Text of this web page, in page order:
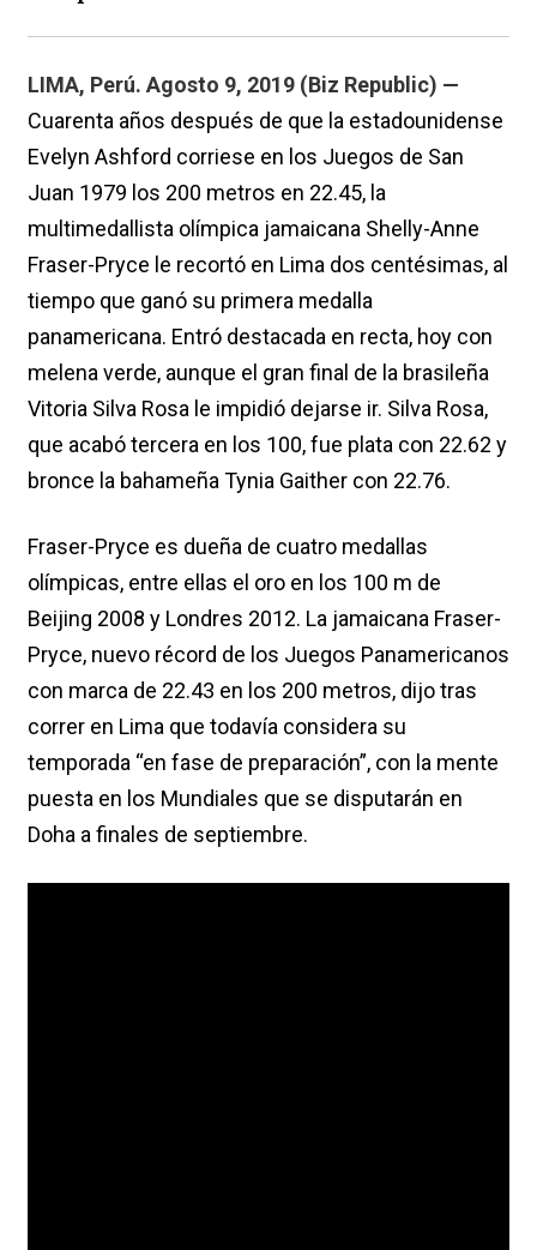
LIMA, Perú. Agosto 9, 2019 (Biz Republic) —
Cuarenta años después de que la estadounidense
Evelyn Ashford corriese en los Juegos de San
Juan 1979 los 200 metros en 22.45, la
multimedallista olímpica jamaicana Shelly-Anne
Fraser-Pryce le recortó en Lima dos centésimas, al
tiempo que ganó su primera medalla
panamericana. Entró destacada en recta, hoy con
melena verde, aunque el gran final de la brasileña
Vitoria Silva Rosa le impidió dejarse ir. Silva Rosa,
que acabó tercera en los 100, fue plata con 22.62 y
bronce la bahameña Tynia Gaither con 22.76.
Fraser-Pryce es dueña de cuatro medallas
olímpicas, entre ellas el oro en los 100 m de
Beijing 2008 y Londres 2012. La jamaicana Fraser-
Pryce, nuevo récord de los Juegos Panamericanos
con marca de 22.43 en los 200 metros, dijo tras
correr en Lima que todavía considera su
temporada “en fase de preparación”, con la mente
puesta en los Mundiales que se disputarán en
Doha a finales de septiembre.